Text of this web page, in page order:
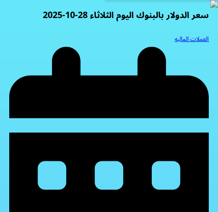
سعر الدولار بالبنوك اليوم الثلاثاء 28-10-2025
العملات الماليه